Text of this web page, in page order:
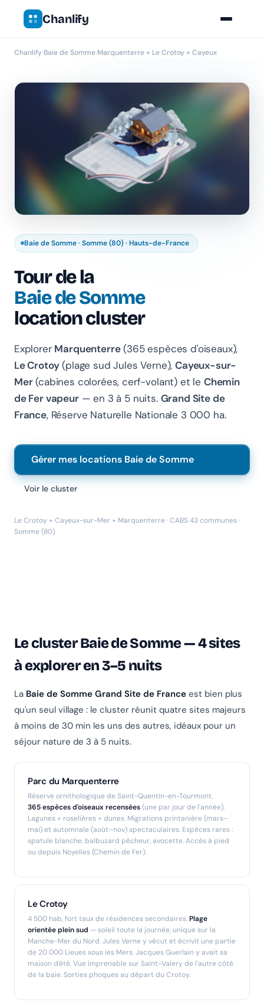
Chanlify
Chanlify›Baie de Somme›Marquenterre + Le Crotoy + Cayeux
Baie de Somme · Somme (80) · Hauts-de-France
Tour de la
Baie de Somme
location cluster
Explorer Marquenterre(365 espèces d'oiseaux),
Le Crotoy(plage sud Jules Verne),Cayeux-sur-
Mer(cabines colorées, cerf-volant) et le Chemin
de Fer vapeur— en 3 à 5 nuits. Grand Site de
France, Réserve Naturelle Nationale 3 000 ha.
Gérer mes locations Baie de Somme
Voir le cluster
Le Crotoy + Cayeux-sur-Mer + Marquenterre · CABS 43 communes ·
Somme (80)
Le cluster Baie de Somme — 4 sites
à explorer en 3–5 nuits
La Baie de Somme Grand Site de France est bien plus
qu'un seul village : le cluster réunit quatre sites majeurs
à moins de 30 min les uns des autres, idéaux pour un
séjour nature de 3 à 5 nuits.
Parc du Marquenterre
Réserve ornithologique de Saint-Quentin-en-Tourmont.
365 espèces d'oiseaux recensées(une par jour de l'année).
Lagunes + roselières + dunes. Migrations printanière (mars–
mai) et automnale (août–nov) spectaculaires. Espèces rares :
spatule blanche, balbuzard pêcheur, avocette. Accès à pied
ou depuis Noyelles (Chemin de Fer).
Le Crotoy
4 500 hab, fort taux de résidences secondaires.Plage
orientée plein sud — soleil toute la journée, unique sur la
Manche-Mer du Nord. Jules Verne y vécut et écrivit une partie
de 20 000 Lieues sous les Mers. Jacques Guerlain y avait sa
maison d'été. Vue imprenable sur Saint-Valery de l'autre côté
de la baie. Sorties phoques au départ du Crotoy.
En ligne · Online
Bonjour 👋 Je suis l'assistant Chanlify. Comment puis-
je vous aider ?